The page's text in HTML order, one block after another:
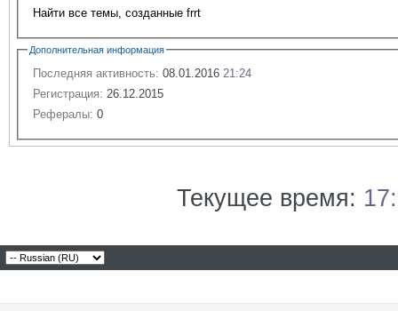
Найти все темы, созданные frrt
Дополнительная информация
Последняя активность: 08.01.2016 21:24
Регистрация: 26.12.2015
Рефералы: 0
Текущее время: